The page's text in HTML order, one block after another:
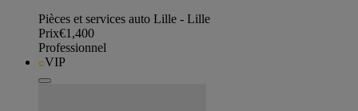
Pièces et services auto Lille - Lille
Prix€1,400
Professionnel
VIP